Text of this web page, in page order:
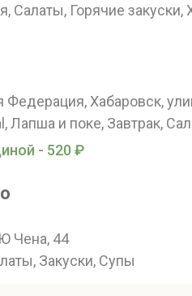
Салаты, Горячие закуски,
Федерация, Хабаровск,
Лапша и поке, Завтрак,
- 520 ₽
4
Чена, 44
Закуски, Супы